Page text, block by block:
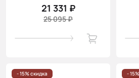
21 331 ₽
25 095 ₽
- 15% скидка -